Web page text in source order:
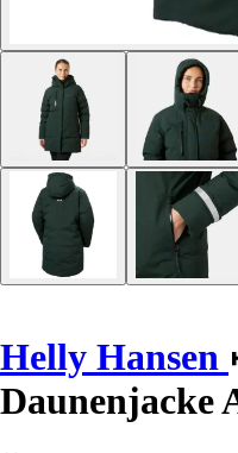
Helly Hansen
Daunenjacke